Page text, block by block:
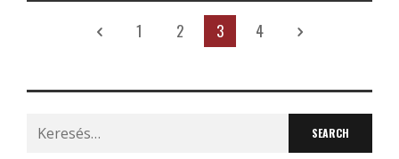
1 2 3 4
Search
for: